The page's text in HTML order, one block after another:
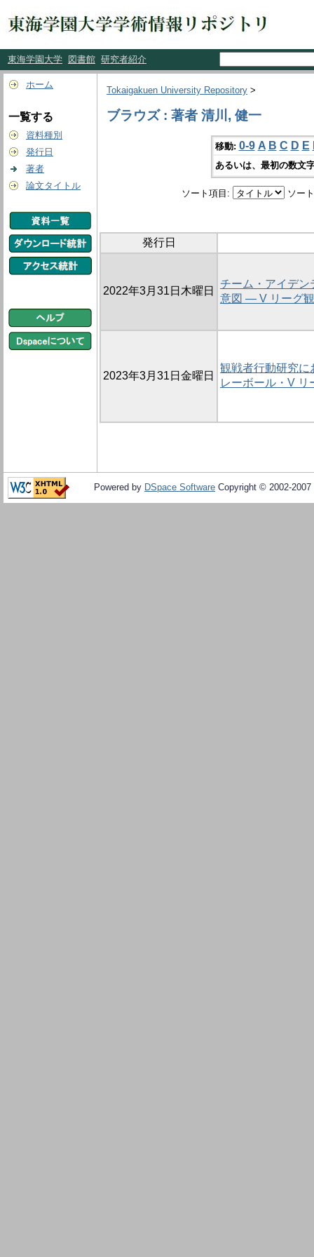
東海学園大学 図書館 研究者紹介
ホーム
一覧する
資料種別
発行日
著者
論文タイトル
Tokaigakuen University Repository >
ブラウズ : 著者 清川, 健一
移動: 0-9 A B C D E
あるいは、最初の数文
ソート項目: ソー
発行日
2022年3月31日木曜日
チーム・アイデン
意図 ― V リーグ
2023年3月31日金曜日
観戦者行動研究
レーボール・V
Powered by DSpace Software Copyright © 2002-2007